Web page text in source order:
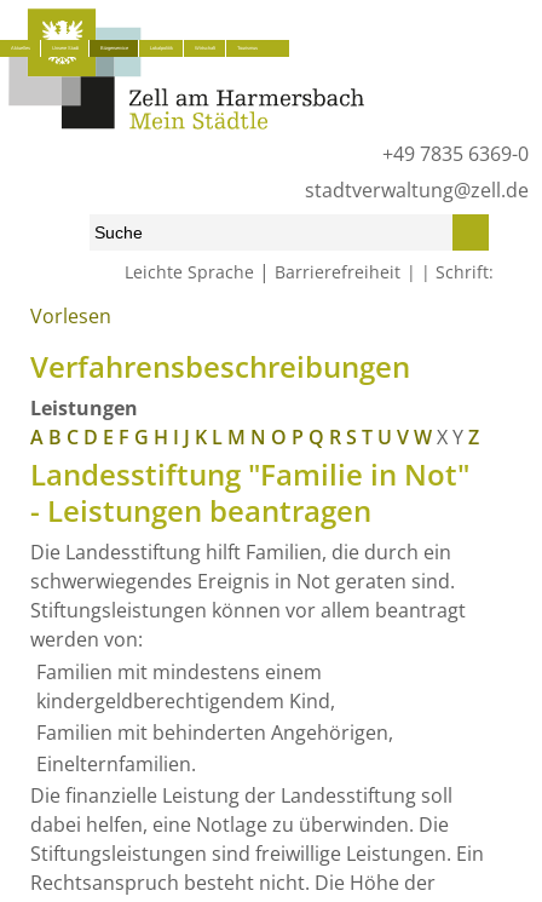
+49 7835 6369-0
stadtverwaltung@zell.de
Leichte Sprache | Barrierefreiheit Schrift:
Aktuelles Unsere Stadt Bürgerservice Lokalpolitik Wirtschaft Tourismus
Start» Bürgerservice »
Vorlesen
Verfahrensbeschreibungen
Leistungen
A B C D E F G H I J K L M N O P Q RS T U VWXYZ
Landesstiftung "Familie in Not"
- Leistungen beantragen
Die Landesstiftung hilft Familien, die durch ein
schwerwiegendes Ereignis in Not geraten sind.
Stiftungsleistungen können vor allem beantragt
werden von:
Familien mit mindestens einem
kindergeldberechtigendem Kind,
Familien mit behinderten Angehörigen,
Einelternfamilien.
Die finanzielle Leistung der Landesstiftung soll
dabei helfen, eine Notlage zu überwinden. Die
Stiftungsleistungen sind freiwillige Leistungen. Ein
Rechtsanspruch besteht nicht. Die Höhe der